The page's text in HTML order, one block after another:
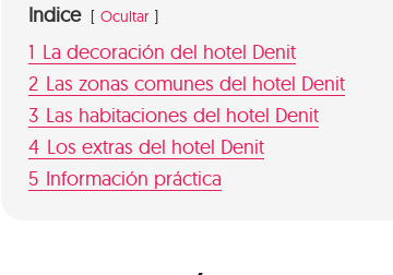
Indice Ocultar
1 La decoración del hotel Denit
2 Las zonas comunes del hotel Denit
3 Las habitaciones del hotel Denit
4 Los extras del hotel Denit
5 Información práctica